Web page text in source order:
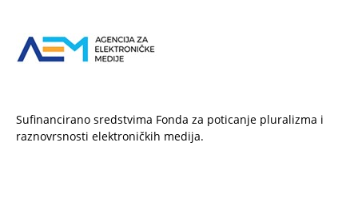
Sufinancirano sredstvima Fonda za poticanje pluralizma i
raznovrsnosti elektroničkih medija.